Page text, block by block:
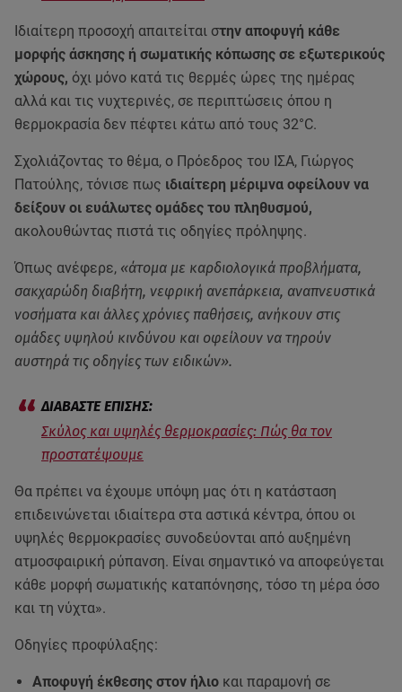
Ιδιαίτερη προσοχή απαιτείται στην αποφυγή κάθε
μορφής άσκησης ή σωματικής κόπωσης σε εξωτερικούς
χώρους, όχι μόνο κατά τις θερμές ώρες της ημέρας
αλλά και τις νυχτερινές, σε περιπτώσεις όπου η
θερμοκρασία δεν πέφτει κάτω από τους 32°C.
Σχολιάζοντας το θέμα, ο Πρόεδρος του ΙΣΑ, Γιώργος
Πατούλης, τόνισε πως ιδιαίτερη μέριμνα οφείλουν να
δείξουν οι ευάλωτες ομάδες του πληθυσμού,
ακολουθώντας πιστά τις οδηγίες πρόληψης.
Όπως ανέφερε, «άτομα με καρδιολογικά προβλήματα,
σακχαρώδη διαβήτη, νεφρική ανεπάρκεια, αναπνευστικά
νοσήματα και άλλες χρόνιες παθήσεις, ανήκουν στις
ομάδες υψηλού κινδύνου και οφείλουν να τηρούν
αυστηρά τις οδηγίες των ειδικών».
Σκύλος και υψηλές θερμοκρασίες: Πώς θα τον
προστατέψουμε
Θα πρέπει να έχουμε υπόψη μας ότι η κατάσταση
επιδεινώνεται ιδιαίτερα στα αστικά κέντρα, όπου οι
υψηλές θερμοκρασίες συνοδεύονται από αυξημένη
ατμοσφαιρική ρύπανση. Είναι σημαντικό να αποφεύγεται
κάθε μορφή σωματικής καταπόνησης, τόσο τη μέρα όσο
και τη νύχτα».
Οδηγίες προφύλαξης:
Αποφυγή έκθεσης στον ήλιο και παραμονή σε